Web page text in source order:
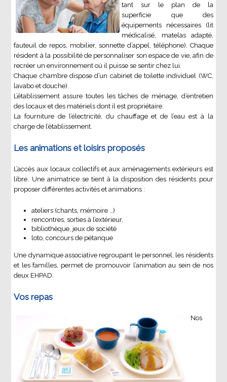
tant sur le plan de la
superficie que des
équipements nécessaires (lit
médicalisé, matelas adapté,
fauteuil de repos, mobilier, sonnette d’appel, téléphone). Chaque
résident à la possibilité de personnaliser son espace de vie, afin de
recréer un environnement où il puisse se sentir chez lui.
Chaque chambre dispose d’un cabinet de toilette individuel (WC,
lavabo et douche).
L’établissement assure toutes les tâches de ménage, d’entretien
des locaux et des matériels dont il est propriétaire.
La fourniture de l’électricité, du chauffage et de l’eau est à la
charge de l’établissement.
Les animations et loisirs proposés
L’accès aux locaux collectifs et aux aménagements extérieurs est
libre. Une animatrice se tient à la disposition des résidents pour
proposer différentes activités et animations :
ateliers (chants, mémoire …)
rencontres, sorties à l’extérieur,
bibliothèque, jeux de société
loto, concours de pétanque
Une dynamique associative regroupant le personnel, les résidents
et les familles, permet de promouvoir l’animation au sein de nos
deux EHPAD.
Vos repas
Nos